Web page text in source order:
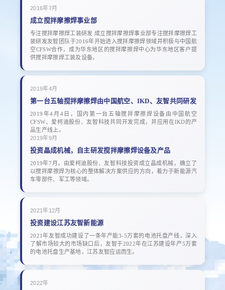
2016年7月
成立搅拌摩擦焊事业部
专注搅拌摩擦焊工装研发 成立搅拌摩擦焊事业部专注搅拌摩擦焊工
装研发友智团队于2016年开始进入搅拌摩擦焊领域并积极与中国航
空CFSW合作，成为华东地区的搅拌摩擦焊中心为华东地区客户提
供搅拌摩擦焊工装及设备。
2019年4月
第一台五轴搅拌摩擦焊由中国航空、IKD、友智共同研发
2019年4月4日，国内第一台五轴搅拌摩擦焊设备由中国航空
CFSW、爱柯迪股份、友智科技共同开发完成，并应用在IKD的产
品生产线上。
2019年9月
投资晶成机械，自主研发搅拌摩擦焊设备及产品
2019年7月，由爱柯迪股份、友智科技投资成立晶成机械，确立了
以搅拌摩擦焊为核心的整体解决方案供应的方向，着力于新能源汽
车零部件、军工等领域。
2021年12月
投资建设江苏友智新能源
2021年友智成功建设了一条年产能3-5万套的电池托盘产线，深入
了解市场较大的市场缺口后，友智于2022年在江苏建设年产5万套
的电池托盘生产基地，江苏友智应运而生。
2022年